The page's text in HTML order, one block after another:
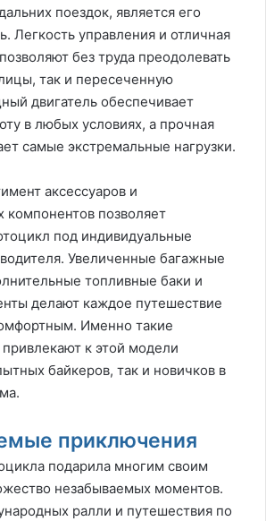
поездок, является его
Легкость управления и отличная
без труда преодолевать
так и пересеченную
двигатель обеспечивает
в любых условиях, а прочная
самые экстремальные нагрузки.
аксессуаров и
компонентов позволяет
под индивидуальные
Увеличенные багажные
топливные баки и
делают каждое путешествие
Именно такие
к этой модели
байкеров, так и новичков в
приключения
подарила многим своим
незабываемых моментов.
ралли и путешествия по